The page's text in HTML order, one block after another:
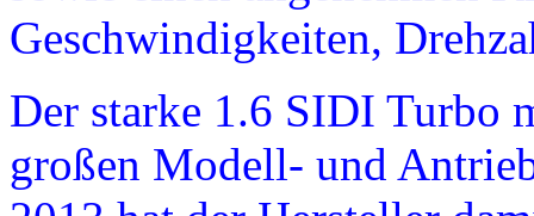
Geschwindigkeiten,
Der starke 1.6 SIDI Turbo
großen Modell- und